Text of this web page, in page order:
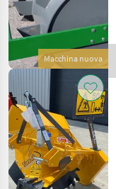
Macchina nuova